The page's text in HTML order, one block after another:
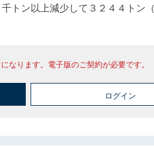
トン以上減少して３２４４トン
なります。電子版のご契約が必要です。
ログイン